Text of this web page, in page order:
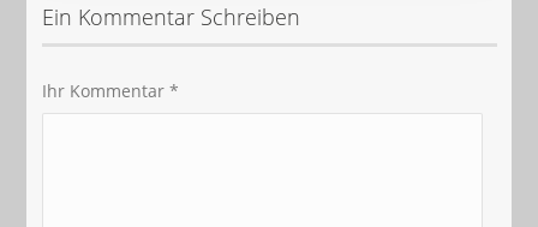
Ein Kommentar Schreiben
Ihr Kommentar *